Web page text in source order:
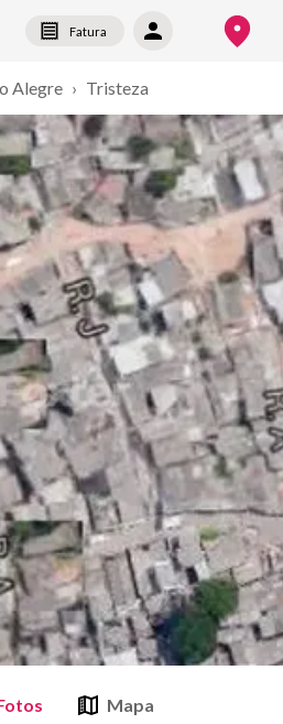
Fatura
Alegre › Tristeza
Mapa